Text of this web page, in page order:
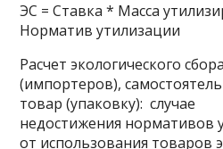
ЭС = Ставка * Масса
Норматив утилизации
Расчет экологического
(импортеров),
товар (упаковку): случае
недостижения нормативов
от использования товаров